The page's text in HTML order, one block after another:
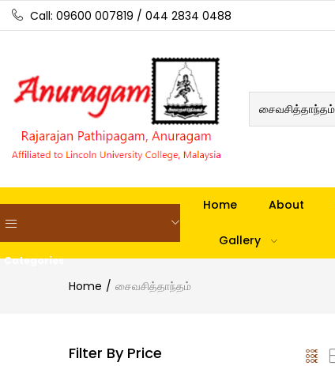
Call: 09600 007819 / 044 2834 0488
Categories
Home About
Gallery
Home சைவசித்தாந்தம்
Filter By Price